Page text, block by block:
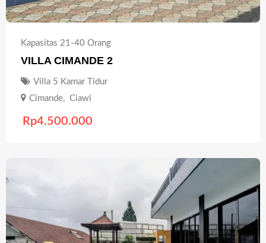
Kapasitas 21-40 Orang
VILLA CIMANDE 2
Villa 5 Kamar Tidur
Cimande, Ciawi
Rp4.500.000